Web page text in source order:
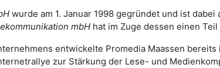
wurde am 1. Januar 1998 gegründet und ist dabei
mbH hat im Zuge dessen einen
entwickelte Promedia Maassen
zur Stärkung der Lese- und